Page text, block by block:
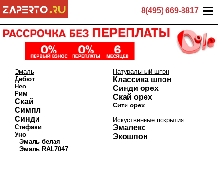
8(495) 669-8817
Эмаль
Дебют
Нео
Рим
Скай
Симпл
Синди
Стефани
Уно
Эмаль белая
Эмаль RAL7047
Натуральный шпон
Классика шпон
Синди орех
Скай орех
Сити орех
Искуственные покрытия
Эмалекс
Экошпон